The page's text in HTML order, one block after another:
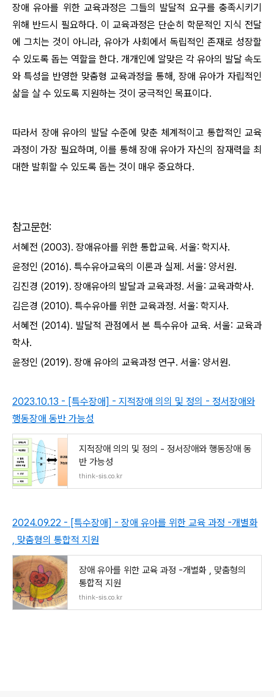
장애 유아를 위한 교육과정은 그들의 발달적 요구를 충족시키기
위해 반드시 필요하다. 이 교육과정은 단순히 학문적인 지식 전달
에 그치는 것이 아니라, 유아가 사회에서 독립적인 존재로 성장할
수 있도록 돕는 역할을 한다. 개개인에 알맞은 각 유아의 발달 속도
와 특성을 반영한 맞춤형 교육과정을 통해, 장애 유아가 자립적인
삶을 살 수 있도록 지원하는 것이 궁극적인 목표이다.
따라서 장애 유아의 발달 수준에 맞춘 체계적이고 통합적인 교육
과정이 가장 필요하며, 이를 통해 장애 유아가 자신의 잠재력을 최
대한 발휘할 수 있도록 돕는 것이 매우 중요하다.
참고문헌:
서혜전 (2003). 장애유아를 위한 통합교육. 서울: 학지사.
윤정인 (2016). 특수유아교육의 이론과 실제. 서울: 양서원.
김진경 (2019). 장애유아의 발달과 교육과정. 서울: 교육과학사.
김은경 (2010). 특수유아를 위한 교육과정. 서울: 학지사.
서혜전 (2014). 발달적 관점에서 본 특수유아 교육. 서울: 교육과
학사.
윤정인 (2019). 장애 유아의 교육과정 연구. 서울: 양서원.
2023.10.13 - [특수장애] - 지적장애 의의 및 정의 - 정서장애와
행동장애 동반 가능성
지적장애 의의 및 정의 - 정서장애와 행동장애 동
반 가능성
think-sis.co.kr
2024.09.22 - [특수장애] - 장애 유아를 위한 교육 과정 -개별화
, 맞춤형의 통합적 지원
장애 유아를 위한 교육 과정 -개별화 , 맞춤형의
통합적 지원
think-sis.co.kr